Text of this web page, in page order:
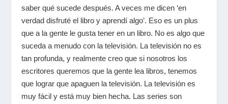
saber qué sucede después. A veces me dicen ‘en
verdad disfruté el libro y aprendí algo’. Eso es un plus
que a la gente le gusta tener en un libro. No es algo que
suceda a menudo con la televisión. La televisión no es
tan profunda, y realmente creo que si nosotros los
escritores queremos que la gente lea libros, tenemos
que lograr que apaguen la televisión. La televisión es
muy fácil y está muy bien hecha. Las series son